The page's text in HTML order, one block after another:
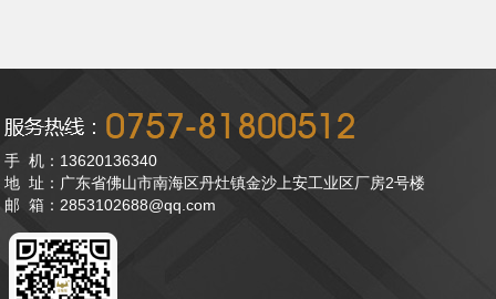
手 机：13620136340
地 址：广东省佛山市南海区丹灶镇金沙上安工业区厂房2号楼
邮 箱：2853102688@qq.com